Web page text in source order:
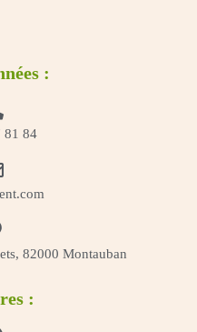
:
81 84
82000 Montauban
: